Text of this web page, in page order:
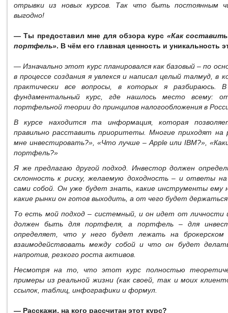
отрывки из новых курсов. Так что быть постоянным
выгодно!
— Ты предоставил мне для обзора курс «Как
портфель». В чём его главная ценность и уникальность
— Изначально этот курс планировался как базовый – по
в процессе создания я увлекся и написал целый талмуд, в
практически все вопросы, в которых я разбираюсь.
фундаментальный курс, где нашлось место всему:
портфельной теории до принципов налогообложения в
В курсе находится та информация, которая
правильно расставить приоритеты. Многие приходят на
мне инвестировать?», «Что лучше – Apple или IBM?»,
портфель?»
Я же предлагаю другой подход. Инвестор должен
склонность к риску, желаемую доходность – и ответы
сами собой. Он уже будет знать, какие инструменты ему
какие рынки он готов выходить, а от чего будет
То есть мой подход – системный, и он идет от личности
должен быть для портфеля, а портфель – для
определяет, что у него будет лежать на
взаимодействовать между собой и что он будет
напротив, резкого роста активов.
Несмотря на то, что этот курс полностью
примеры из реальной жизни (как своей, так и моих
ссылок, таблиц, инфографики и формул.
— Расскажи, на кого рассчитан этот курс?